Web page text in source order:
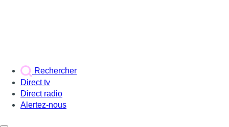
Rechercher
Direct tv
Direct radio
Alertez-nous